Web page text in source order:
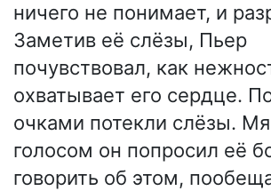
ничего не понимает, и
Заметив её слёзы, Пьер
почувствовал, как
охватывает его сердце.
очками потекли слёзы.
голосом он попросил её
говорить об этом,